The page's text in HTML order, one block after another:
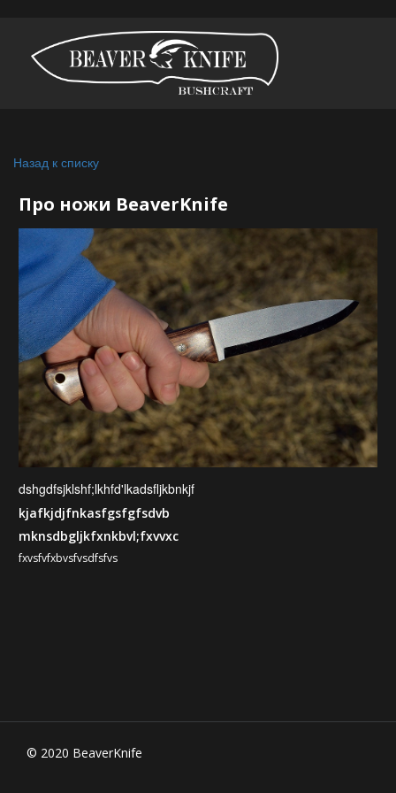
Назад к списку
Про ножи BeaverKnife
dshgdfsjklshf;lkhfd'lkadsfljkbnkjf
kjafkjdjfnkasfgsfgfsdvb
mknsdbgljkfxnkbvl;fxvvxc
fxvsfvfxbvsfvsdfsfvs
© 2020 BeaverKnife